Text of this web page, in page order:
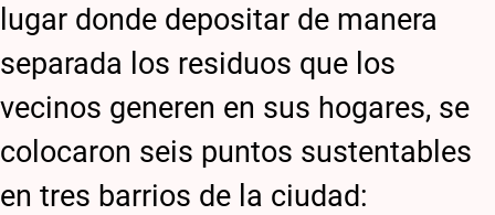
lugar donde depositar de manera
separada los residuos que los
vecinos generen en sus hogares, se
colocaron seis puntos sustentables
en tres barrios de la ciudad: